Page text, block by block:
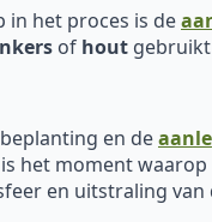
in het proces is de
of hout
en de
het moment
en uitstraling van